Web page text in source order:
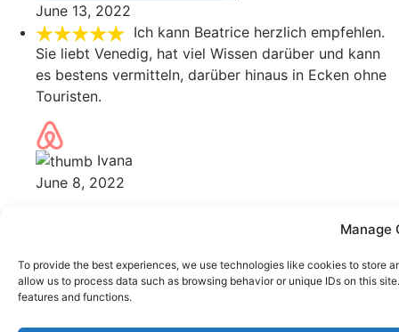
Manage
To provide the best experiences, we use technologies like cookies to store
allow us to process data such as browsing behavior or unique IDs on this
features and functions.
June 13, 2022
Ich kann Beatrice herzlich empfehlen.
Sie liebt Venedig, hat viel Wissen darüber und kann
es bestens vermitteln, darüber hinaus in Ecken ohne
Touristen.
Ivana
June 8, 2022
Error: 400: Bad Request
Error: 400: Bad Request